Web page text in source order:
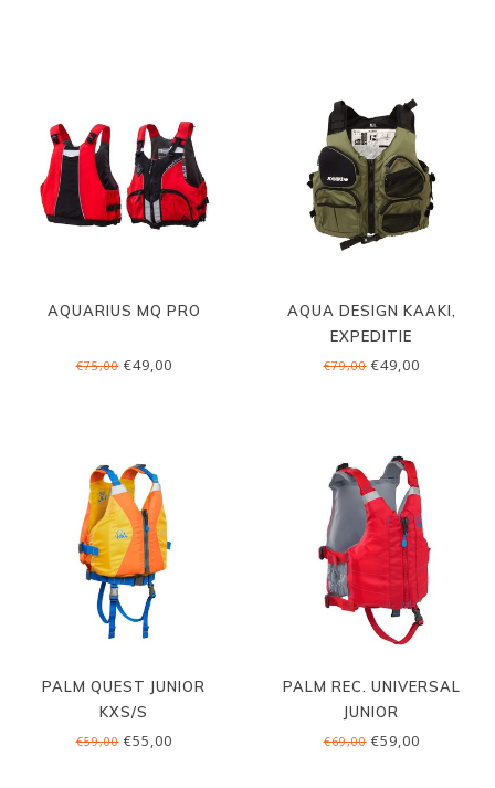
AQUARIUS MQ PRO
€75,00€49,00
AQUA DESIGN KAAKI,
EXPEDITIE
€79,00€49,00
PALM QUEST JUNIOR
KXS/S
€59,00€55,00
PALM REC. UNIVERSAL
JUNIOR
€69,00€59,00